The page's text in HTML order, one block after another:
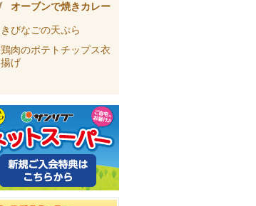
オーブンで焼きカレー
きびなごの天ぷら
鶏肉のポテトチップス衣
揚げ